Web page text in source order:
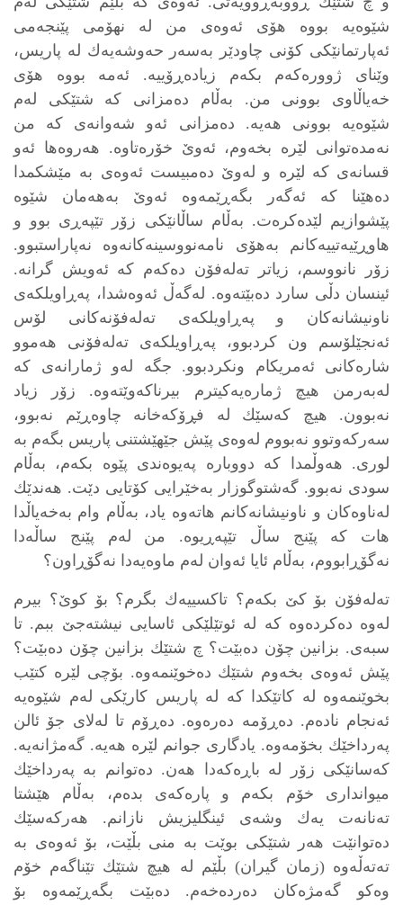
شێوه‌یه‌ بووه‌ هۆی ئه‌وه‌ی من له‌ نهۆمی پێنجه‌می
ئه‌پارتمانێكی كۆنی چاودێر به‌سه‌ر حه‌وشه‌یه‌ك له‌ پاریس،
وێنای ژووره‌كه‌م بكه‌م زیاده‌ڕۆییه‌. ئه‌مه‌ بووه‌ هۆی
خه‌یاڵاوی بوونی من. به‌ڵام ده‌مزانی كه‌ شتێكی له‌م
شێوه‌یه‌ بوونی هه‌یه‌. ده‌مزانی ئه‌و شه‌وانه‌ی كه‌ من
نه‌مده‌توانی لێره‌ بخه‌وم، ئه‌وێ خۆره‌تاوه‌. هه‌روه‌ها ئه‌و
قسانه‌ی كه‌ لێره‌ و له‌وێ ده‌مبیست ئه‌وه‌ی به‌ مێشكمدا
ده‌هێنا كه‌ ئه‌گه‌ر بگه‌ڕێمه‌وه‌ ئه‌وێ به‌هه‌مان شێوه‌
پێشوازیم لێده‌كره‌ت. به‌ڵام ساڵانێكی زۆر تێپه‌ڕی بوو و
هاوڕێیه‌تییه‌كانم به‌هۆی نامه‌نووسینه‌كانه‌وه‌ نه‌پاراستبوو.
زۆر نانووسم، زیاتر ته‌له‌فۆن ده‌كه‌م كه‌ ئه‌ویش گرانه‌.
ئینسان دڵی سارد ده‌بێته‌وه‌. له‌گه‌ڵ ئه‌وه‌شدا، په‌ڕاویلكه‌ی
ناونیشانه‌كان و په‌ڕاویلكه‌ی ته‌له‌فۆنه‌كانی لۆس
ئه‌نجێلۆسم ون كردبوو، په‌ڕاویلكه‌ی ته‌له‌فۆنی هه‌موو
شاره‌كانی ئه‌مریكام ونكردبوو. جگه‌ له‌و ژمارانه‌ی كه‌‌
له‌به‌رمن هیچ ژماره‌یه‌كیترم بیرناكه‌وێته‌وه‌. زۆر زیاد
نه‌بوون. هیچ كه‌سێك له‌ فڕۆكه‌خانه‌ چاوه‌ڕێم نه‌بوو،
سه‌ركه‌وتوو نه‌بووم له‌وه‌ی پێش جێهێشتنی پاریس بگه‌م به‌
لوری. هه‌وڵمدا كه‌ دووباره‌ په‌یوه‌ندی پێوه‌ بكه‌م، به‌ڵام
سودی نه‌بوو. گه‌شتوگوزار به‌خێرایی كۆتایی دێت. هه‌ندێك
له‌ناوه‌كان و ناونیشانه‌كانم هاته‌وه‌ یاد، به‌ڵام وام به‌خه‌یاڵدا
هات كه‌ پێنج ساڵ تێپه‌ڕیوه‌. من له‌م پێنج ساڵه‌دا
نه‌گۆڕابووم، به‌ڵام ئایا ئه‌وان له‌م ماوه‌یه‌دا نه‌گۆڕاون؟
ته‌له‌فۆن بۆ كێ بكه‌م؟ تاكسییه‌ك بگرم؟ بۆ كوێ؟ بیرم
له‌وه‌ ده‌كرده‌وه‌ كه‌ له‌ ئوتێلێكی ئاسایی نیشته‌جێ ببم. تا
سبه‌ی. بزانین چۆن ده‌بێت؟ چ شتێك بزانین چۆن ده‌بێت؟
پێش ئه‌وه‌ی بخه‌وم شتێك ده‌خوێنمه‌وه‌. بۆچی لێره‌ كتێب
بخوێنمه‌وه‌ له‌ كاتێكدا كه‌ له‌ پاریس كارێكی له‌م شێوه‌یه‌
ئه‌نجام ناده‌م. ده‌ڕۆمه‌ ده‌ره‌وه‌. ده‌ڕۆم تا له‌لای جۆ ئالن
په‌رداخێك بخۆمه‌وه‌. یادگاری جوانم لێره‌ هه‌یه‌. گه‌مژانه‌یه‌.
كه‌سانێكی زۆر له‌ باڕه‌كه‌دا هه‌ن. ده‌توانم به‌ په‌رداخێك
میوانداری خۆم بكه‌م و پاره‌كه‌ی بده‌م، به‌ڵام هێشتا
ته‌نانه‌ت یه‌ك وشه‌ی ئینگلیزیش نازانم. هه‌ركه‌سێك
ده‌توانێت هه‌ر شتێكی بوێت به‌ منی بڵێت، بۆ ئه‌وه‌ی به‌
ته‌ته‌ڵه‌وه‌ (زمان گیران) بڵێم له‌ هیچ شتێك تێناگه‌م خۆم
وه‌كو گه‌مژه‌كان ده‌رده‌خه‌م. ده‌بێت بگه‌ڕێمه‌وه‌ بۆ